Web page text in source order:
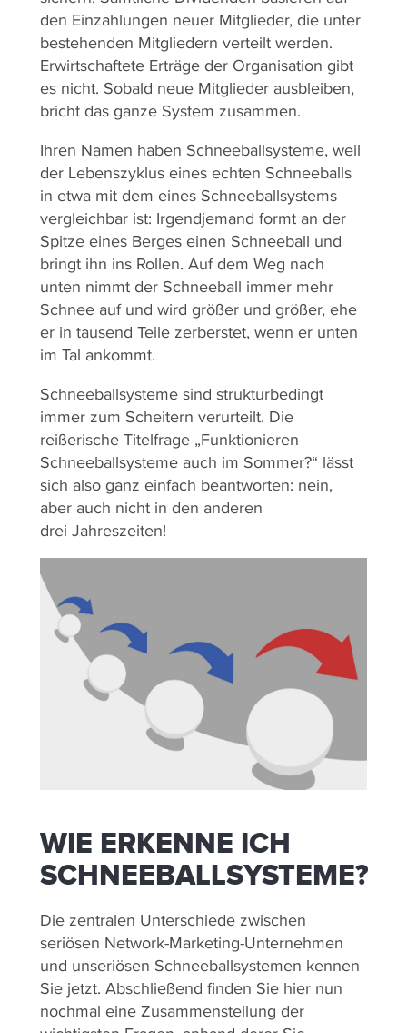
den Einzahlungen neuer Mitglieder, die unter
bestehenden Mitgliedern verteilt werden.
Erwirtschaftete Erträge der Organisation gibt
es nicht. Sobald neue Mitglieder ausbleiben,
bricht das ganze System zusammen.
Ihren Namen haben Schneeballsysteme, weil
der Lebenszyklus eines echten Schneeballs
in etwa mit dem eines Schneeballsystems
vergleichbar ist: Irgendjemand formt an der
Spitze eines Berges einen Schneeball und
bringt ihn ins Rollen. Auf dem Weg nach
unten nimmt der Schneeball immer mehr
Schnee auf und wird größer und größer, ehe
er in tausend Teile zerberstet, wenn er unten
im Tal ankommt.
Schneeballsysteme sind strukturbedingt
immer zum Scheitern verurteilt. Die
reißerische Titelfrage „Funktionieren
Schneeballsysteme auch im Sommer?“ lässt
sich also ganz einfach beantworten: nein,
aber auch nicht in den anderen
drei Jahreszeiten!
WIE ERKENNE ICH
SCHNEEBALLSYSTEME?
Die zentralen Unterschiede zwischen
seriösen Network-Marketing-Unternehmen
und unseriösen Schneeballsystemen kennen
Sie jetzt. Abschließend finden Sie hier nun
nochmal eine Zusammenstellung der